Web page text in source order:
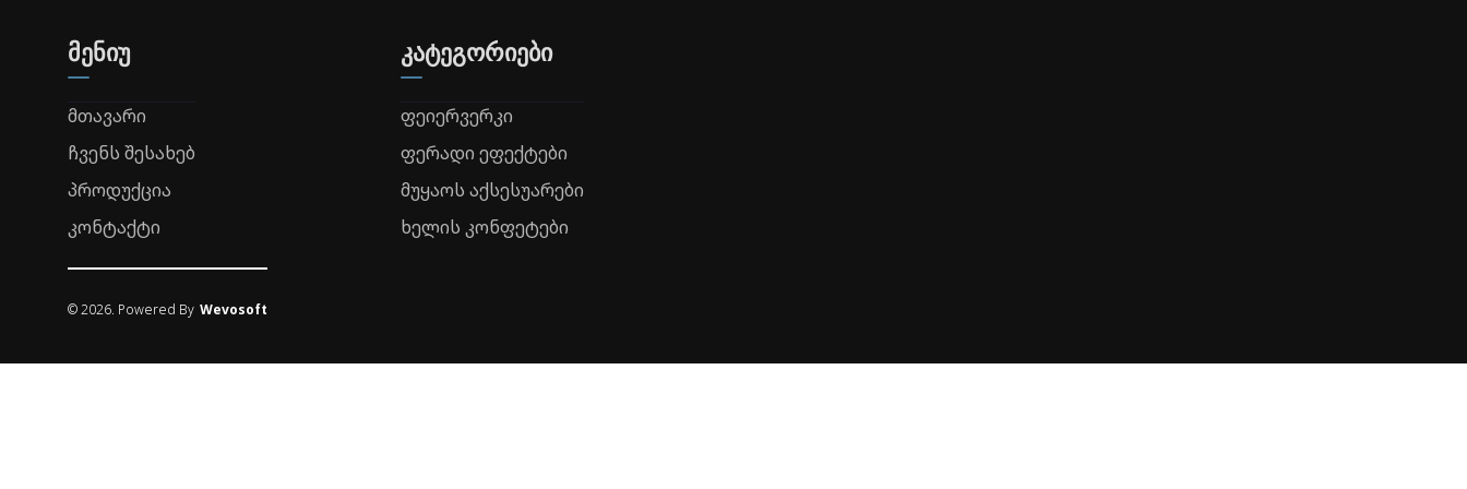
მენიუ
მთავარი
ჩვენს შესახებ
პროდუქცია
კონტაქტი
კატეგორიები
ფეიერვერკი
ფერადი ეფექტები
მუყაოს აქსესუარები
ხელის კონფეტები
©2026. Powered By Wevosoft